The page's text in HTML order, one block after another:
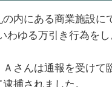
内にある商業施設に
わゆる万引き行為を
さんは通報を受けて
捕されました。